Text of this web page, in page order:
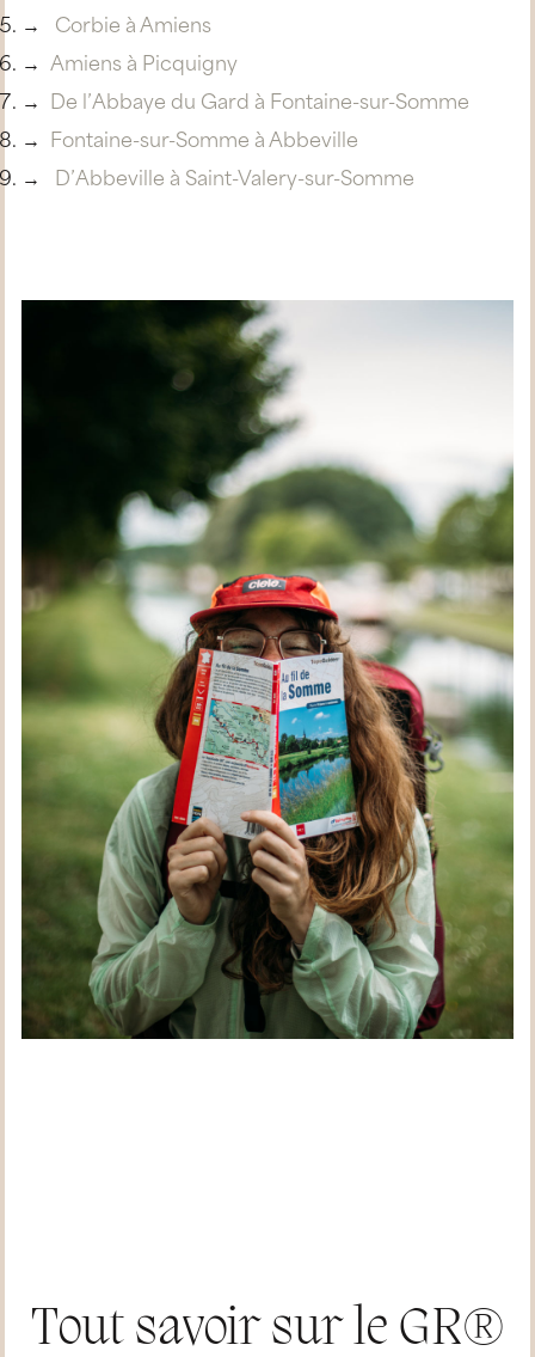
Corbie à Amiens
Amiens à Picquigny
De l’Abbaye du Gard à Fontaine-sur-Somme
Fontaine-sur-Somme à Abbeville
D’Abbeville à Saint-Valery-sur-Somme
Tout savoir sur le GR®